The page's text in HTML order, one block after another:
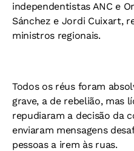
independentistas ANC e
Sánchez e Jordi Cuixart,
ministros regionais.
Todos os réus foram
grave, a de rebelião, mas
repudiaram a decisão da
enviaram mensagens
pessoas a irem às ruas.